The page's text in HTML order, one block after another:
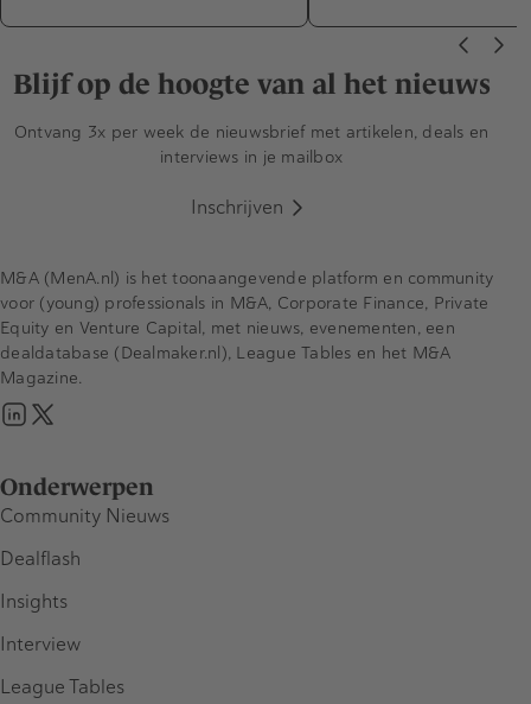
Blijf op de hoogte van al het nieuws
Ontvang 3x per week de nieuwsbrief met artikelen, deals en
interviews in je mailbox
Inschrijven
Onderwerpen
Community Nieuws
Dealflash
Insights
Interview
League Tables
M&A (MenA.nl) is het toonaangevende platform en community
voor (young) professionals in M&A, Corporate Finance, Private
Equity en Venture Capital, met nieuws, evenementen, een
dealdatabase (Dealmaker.nl), League Tables en het M&A
Magazine.